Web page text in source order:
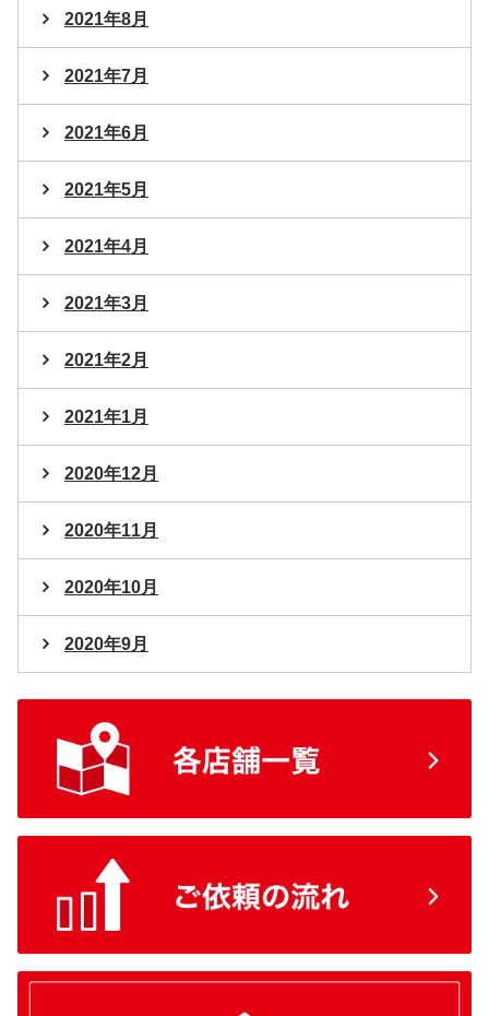
2021年8月
2021年7月
2021年6月
2021年5月
2021年4月
2021年3月
2021年2月
2021年1月
2020年12月
2020年11月
2020年10月
2020年9月